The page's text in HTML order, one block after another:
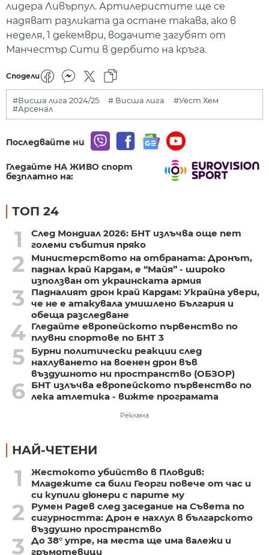
лидера Ливърпул. Артилеристите ще се
надяват разликата да остане такава, ако в
неделя, 1 декември, водачите загубят от
Манчестър Сити в дербито на кръга.
Сподели
#Висша лига 2024/25 # Висша лига
#Уест Хем
#Арсенал
Последвайте ни
Гледайте НА ЖИВО спорт
безплатно на:
ТОП 24
1
След Мондиал 2026: БНТ излъчва още пет
големи събития пряко
2
Министерството на отбраната: Дронът,
паднал край Кардам, е “Майя” - широко
използван от украинската армия
3
Падналият дрон край Кардам: Украйна увери,
че не е атакувала умишлено България и
обеща разследване
4 Гледайте европейското първенство по
плувни спортове по БНТ 3
5
Бурни политически реакции след
нахлуването на военен дрон във
въздушното ни пространство (ОБЗОР)
6
БНТ излъчва европейското първенство по
лека атлетика - вижте програмата
Реклама
НАЙ-ЧЕТЕНИ
1
Жестокото убийство в Пловдив:
Младежите са били Георги повече от час и
си купили дюнери с парите му
2
Румен Радев след заседание на Съвета по
сигурността: Дрон е нахлул в българското
въздушно пространство
3
До 38° утре, на места ще има валежи и
гръмотевици